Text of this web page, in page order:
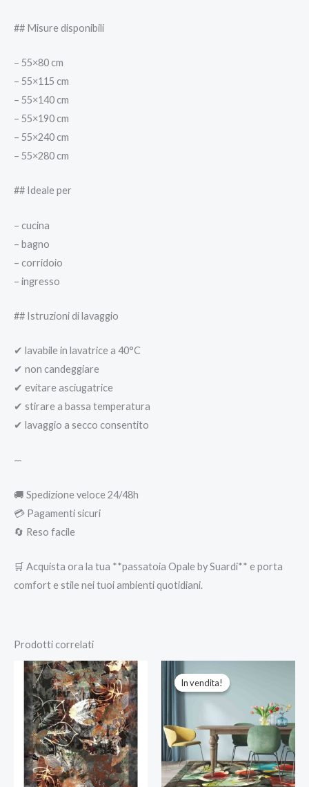
## Misure disponibili
– 55×80 cm
– 55×115 cm
– 55×140 cm
– 55×190 cm
– 55×240 cm
– 55×280 cm
## Ideale per
– cucina
– bagno
– corridoio
– ingresso
## Istruzioni di lavaggio
✔ lavabile in lavatrice a 40°C
✔ non candeggiare
✔ evitare asciugatrice
✔ stirare a bassa temperatura
✔ lavaggio a secco consentito
—
🚚 Spedizione veloce 24/48h
💳 Pagamenti sicuri
🔄 Reso facile
🛒 Acquista ora la tua **passatoia Opale by Suardi** e porta
comfort e stile nei tuoi ambienti quotidiani.
Prodotti correlati
Fascia
di
prezzo:
da
42,90 €
a
98,90 €
In vendita!
In vendita!
39,99 €
a
180,00 €